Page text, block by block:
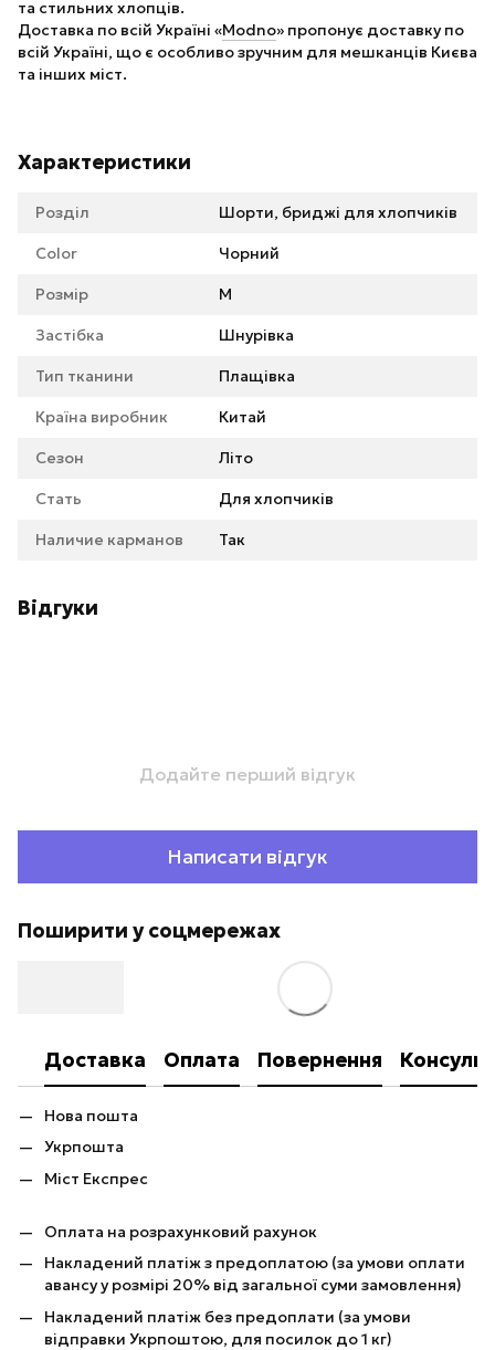
та стильних хлопців.
Доставка по всій Україні «Modno» пропонує доставку по
всій Україні, що є особливо зручним для мешканців Києва
та інших міст.
Характеристики
Розділ Шорти, бриджі для хлопчиків
Color Чорний
Розмір M
Застібка Шнурівка
Тип тканини Плащівка
Країна виробник Китай
Сезон Літо
Стать Для хлопчиків
Наличие карманов Так
Відгуки
Додайте перший відгук
Написати відгук
Поширити у соцмережах
Доставка Оплата Повернення
Нова пошта
Укрпошта
Міст Експрес
Оплата на розрахунковий рахунок
Накладений платіж з предоплатою (за умови оплати
авансу у розмірі 20% від загальної суми замовлення)
Накладений платіж без предоплати (за умови
відправки Укрпоштою, для посилок до 1 кг)